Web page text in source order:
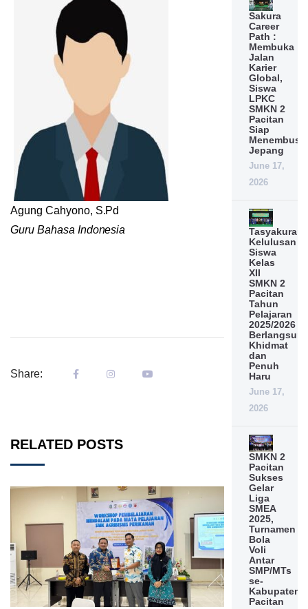
Agung Cahyono, S.Pd
Guru Bahasa Indonesia
Share:
RELATED POSTS
Sakura
Career
Path :
Membuka
Jalan
Karier
Global,
Siswa
LPKC
SMKN 2
Pacitan
Siap
Menembus
Jepang
June 17,
2026
Tasyakuran
Kelulusan
Siswa
Kelas
XII
SMKN 2
Pacitan
Tahun
Pelajaran
2025/2026
Khidmat
dan
Penuh
Haru
June 17,
2026
SMKN 2
Pacitan
Sukses
Gelar
Liga
SMEA
2025,
Turnamen
Bola
Voli
Antar
SMP/MTs
se-
Kabupaten
Pacitan